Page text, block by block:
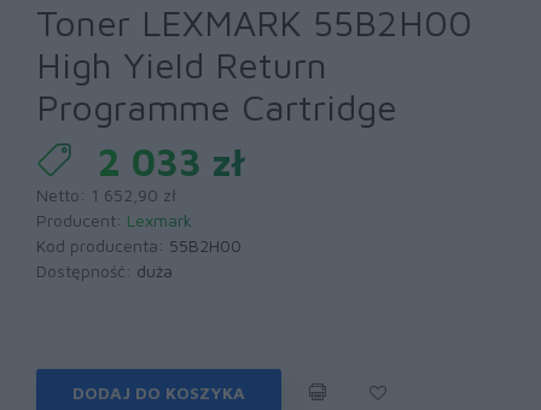
Toner LEXMARK 55B2H00
High Yield Return
Programme Cartridge
2 033 zł
Netto: 1 652,90 zł
Producent: Lexmark
Kod producenta: 55B2H00
Dostępność: duża
DODAJ DO KOSZYKA